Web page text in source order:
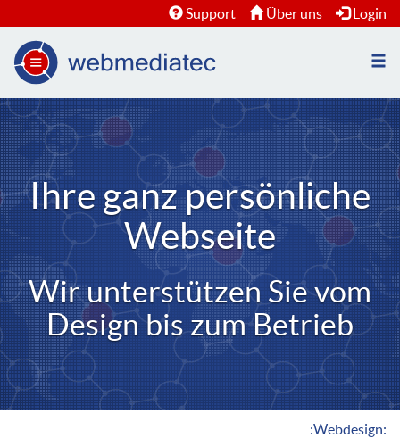
Support Über uns Login
Ihre ganz persönliche
Webseite
Wir unterstützen Sie vom
Design bis zum Betrieb
:Webdesign: